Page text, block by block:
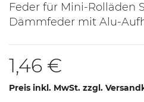
Feder für Mini-Rolläden
Dämmfeder mit Alu-
1,46 €
Preis inkl. MwSt. zzgl.